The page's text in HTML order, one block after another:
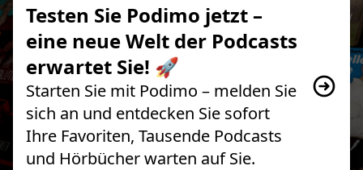
Testen Sie Podimo jetzt –
eine neue Welt der Podcasts
erwartet Sie! 🚀
Starten Sie mit Podimo – melden Sie
sich an und entdecken Sie sofort
Ihre Favoriten, Tausende Podcasts
und Hörbücher warten auf Sie.